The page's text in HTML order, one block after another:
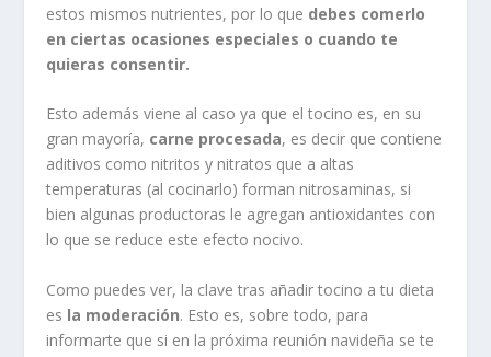
estos mismos nutrientes, por lo que debes comerlo
en ciertas ocasiones especiales o cuando te
quieras consentir.
Esto además viene al caso ya que el tocino es, en su
gran mayoría, carne procesada, es decir que contiene
aditivos como nitritos y nitratos que a altas
temperaturas (al cocinarlo) forman nitrosaminas, si
bien algunas productoras le agregan antioxidantes con
lo que se reduce este efecto nocivo.
Como puedes ver, la clave tras añadir tocino a tu dieta
es la moderación. Esto es, sobre todo, para
informarte que si en la próxima reunión navideña se te